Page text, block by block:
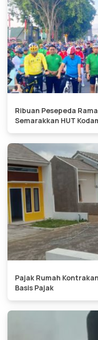
Ribuan Pesepeda
Semarakkan HUT
Pajak Rumah
Basis Pajak